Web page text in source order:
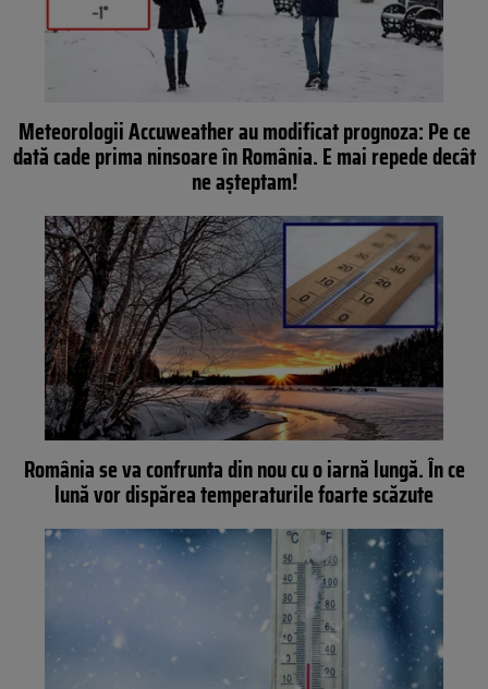
Meteorologii Accuweather au modificat prognoza: Pe ce
dată cade prima ninsoare în România. E mai repede decât
ne așteptam!
România se va confrunta din nou cu o iarnă lungă. În ce
lună vor dispărea temperaturile foarte scăzute